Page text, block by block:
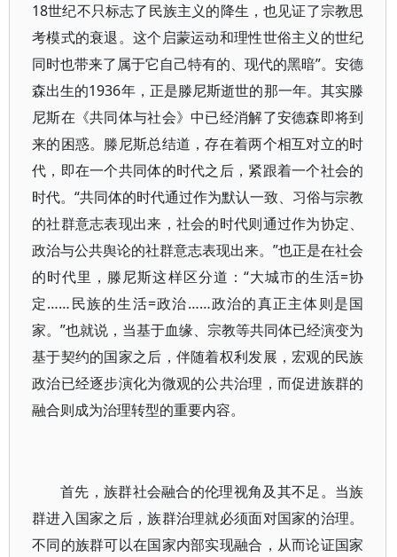
18世纪不只标志了民族主义的降生，也见证了宗教思
考模式的衰退。这个启蒙运动和理性世俗主义的世纪
同时也带来了属于它自己特有的、现代的黑暗”。安德
森出生的1936年，正是滕尼斯逝世的那一年。其实滕
尼斯在《共同体与社会》中已经消解了安德森即将到
来的困惑。滕尼斯总结道，存在着两个相互对立的时
代，即在一个共同体的时代之后，紧跟着一个社会的
时代。“共同体的时代通过作为默认一致、习俗与宗教
的社群意志表现出来，社会的时代则通过作为协定、
政治与公共舆论的社群意志表现出来。”也正是在社会
的时代里，滕尼斯这样区分道：“大城市的生活=协
定……民族的生活=政治……政治的真正主体则是国
家。”也就说，当基于血缘、宗教等共同体已经演变为
基于契约的国家之后，伴随着权利发展，宏观的民族
政治已经逐步演化为微观的公共治理，而促进族群的
融合则成为治理转型的重要内容。
首先，族群社会融合的伦理视角及其不足。当族
群进入国家之后，族群治理就必须面对国家的治理。
不同的族群可以在国家内部实现融合，从而论证国家